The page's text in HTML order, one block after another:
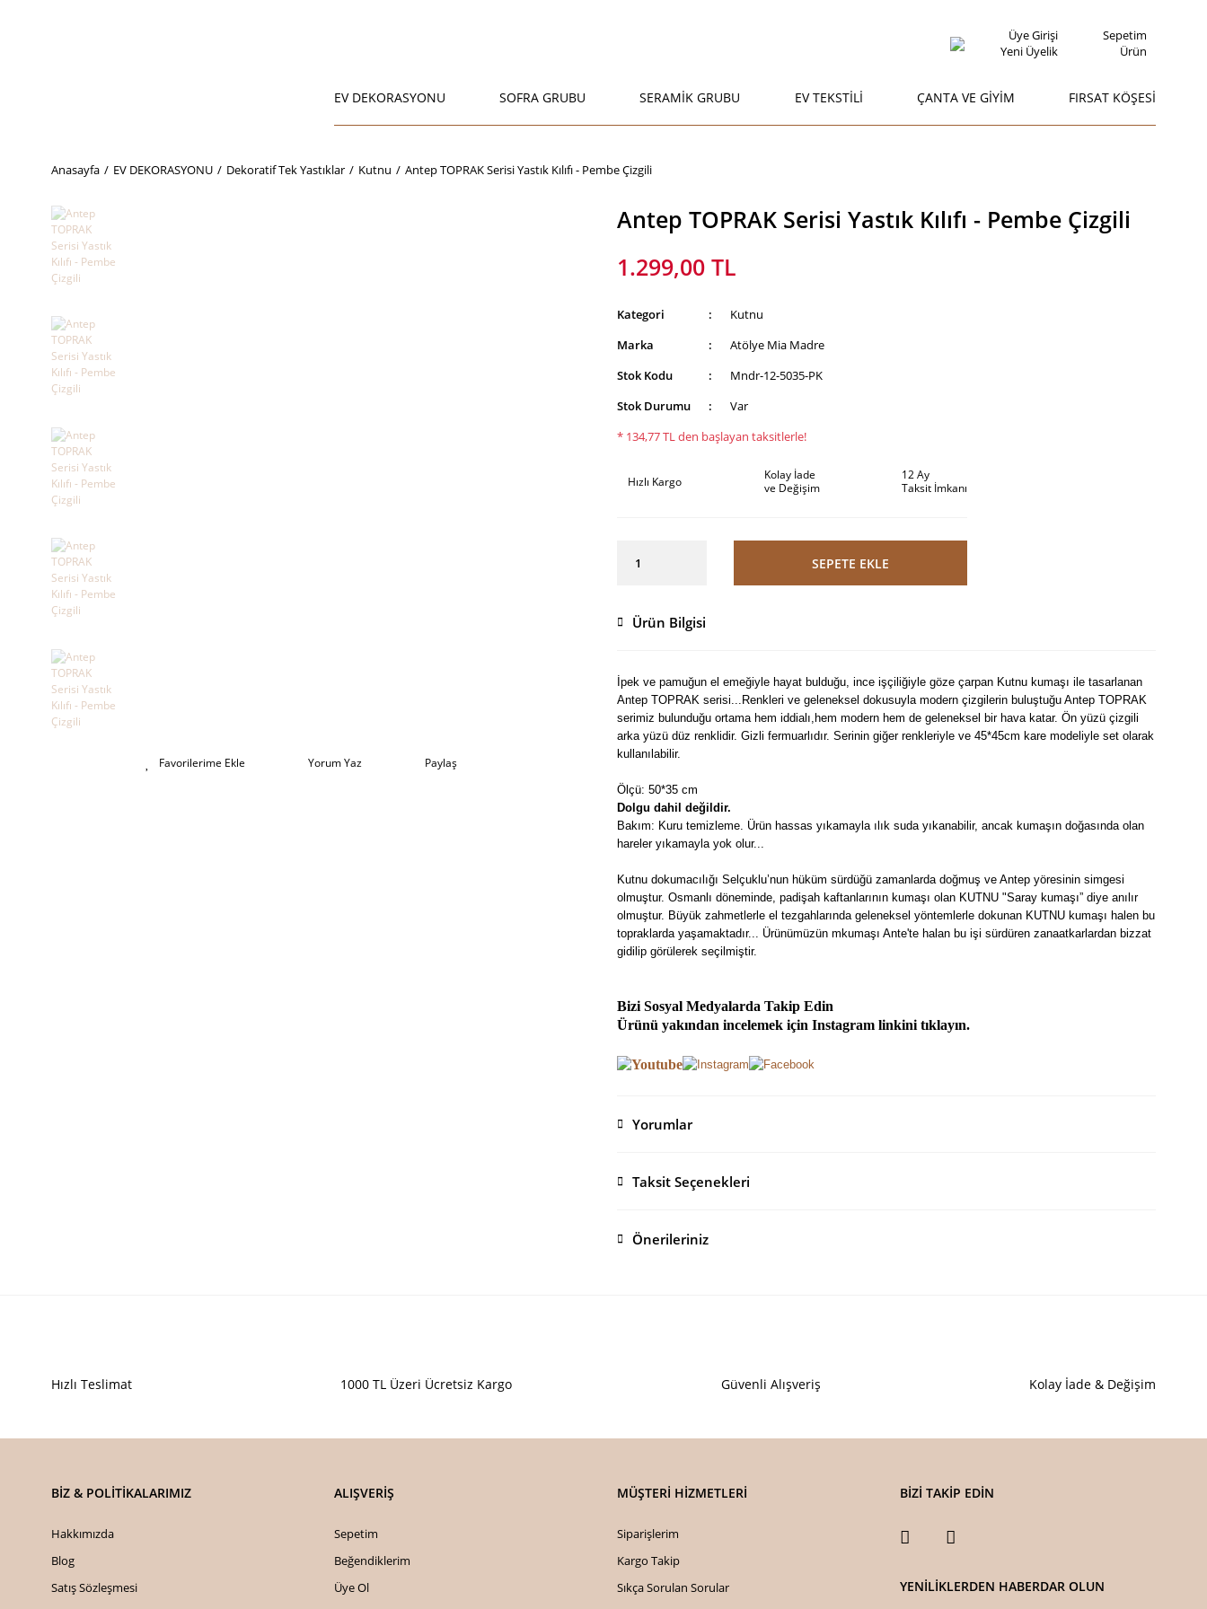
Üye Girişi
Yeni Üyelik
Sepetim
Ürün
EV DEKORASYONU SOFRA GRUBU SERAMİK GRUBU EV TEKSTİLİ ÇANTA VE GİYİM FIRSAT KÖŞESİ
Anasayfa EV DEKORASYONU Dekoratif Tek Yastıklar Kutnu Antep TOPRAK Serisi Yastık Kılıfı - Pembe Çizgili
Yorum Yaz Paylaş
Antep TOPRAK Serisi Yastık Kılıfı - Pembe Çizgili
1.299,00 TL
Kategori
Kutnu
Marka
Atölye Mia Madre
Stok Kodu
Mndr-12-5035-PK
Stok Durumu
Var
* 134,77 TL den başlayan taksitlerle!
Hızlı Kargo
Kolay İade
ve Değişim
12 Ay
Taksit İmkanı
SEPETE EKLE
Ürün Bilgisi
İpek ve pamuğun el emeğiyle hayat bulduğu, ince işçiliğiyle göze çarpan Kutnu kumaşı ile tasarlanan
Antep TOPRAK serisi...Renkleri ve geleneksel dokusuyla modern çizgilerin buluştuğu Antep TOPRAK
serimiz bulunduğu ortama hem iddialı,hem modern hem de geleneksel bir hava katar. Ön yüzü çizgili
arka yüzü düz renklidir. Gizli fermuarlıdır. Serinin giğer renkleriyle ve 45*45cm kare modeliyle set olarak
kullanılabilir.
Ölçü: 50*35 cm
Dolgu dahil değildir.
Bakım: Kuru temizleme. Ürün hassas yıkamayla ılık suda yıkanabilir, ancak kumaşın doğasında olan
hareler yıkamayla yok olur...
Kutnu dokumacılığı Selçuklu’nun hüküm sürdüğü zamanlarda doğmuş ve Antep yöresinin simgesi
olmuştur. Osmanlı döneminde, padişah kaftanlarının kumaşı olan KUTNU "Saray kumaşı” diye anılır
olmuştur. Büyük zahmetlerle el tezgahlarında geleneksel yöntemlerle dokunan KUTNU kumaşı halen bu
topraklarda yaşamaktadır... Ürünümüzün mkumaşı Ante'te halan bu işi sürdüren zanaatkarlardan bizzat
gidilip görülerek seçilmiştir.
Bizi Sosyal Medyalarda Takip Edin
Ürünü yakından incelemek için Instagram linkini tıklayın.
Yorumlar
Taksit Seçenekleri
Önerileriniz
Ürün açıklamasında eksik bilgiler bulunuyor.
Ürün fiyatı diğer sitelerden daha pahalı.
Gönder
Hızlı Teslimat 1000 TL Üzeri Ücretsiz Kargo Güvenli Alışveriş Kolay İade & Değişim
BİZ & POLİTİKALARIMIZ
Hakkımızda
Blog
Satış Sözleşmesi
ALIŞVERİŞ
Sepetim
Beğendiklerim
Üye Ol
MÜŞTERİ HİZMETLERİ
Siparişlerim
Kargo Takip
Sıkça Sorulan Sorular
BİZİ TAKİP EDİN
YENİLİKLERDEN HABERDAR OLUN